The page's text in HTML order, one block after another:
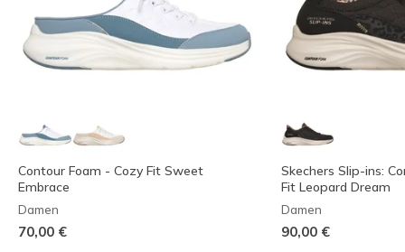
Contour Foam - Cozy Fit Sweet
Embrace
Damen
70,00 €
Skechers Slip-ins:
Fit Leopard Dream
Damen
90,00 €